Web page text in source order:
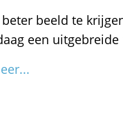
beeld te
een